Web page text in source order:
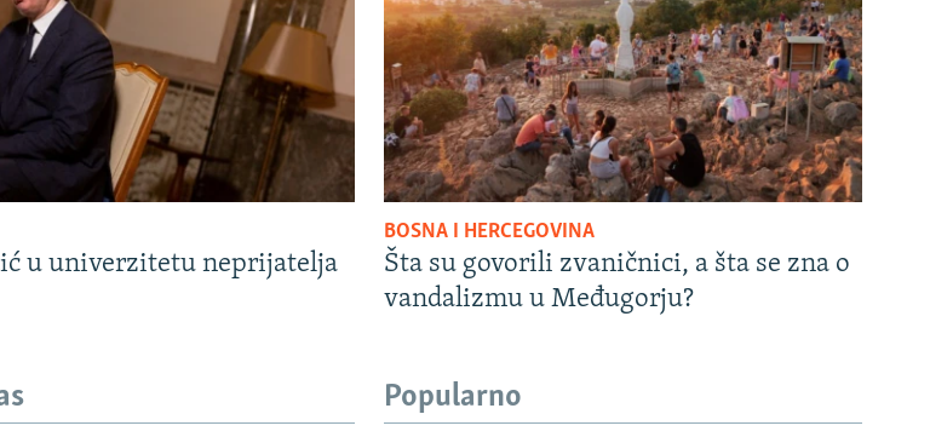
u univerzitetu neprijatelja
BOSNA I HERCEGOVINA
Šta su govorili zvaničnici, a šta se zna o
vandalizmu u Međugorju?
Popularno